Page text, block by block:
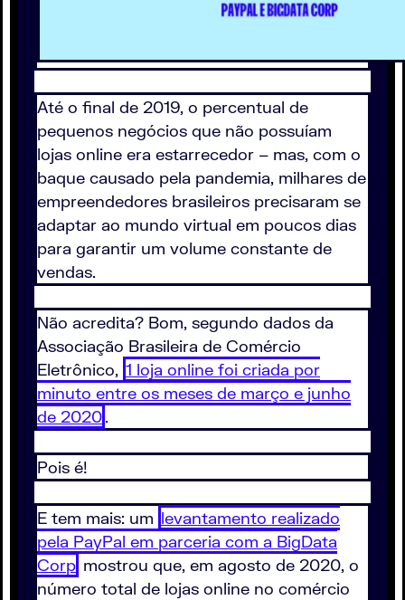
Até o final de 2019, o percentual de
pequenos negócios que não possuíam
lojas online era estarrecedor – mas, com o
baque causado pela pandemia, milhares de
empreendedores brasileiros precisaram se
adaptar ao mundo virtual em poucos dias
para garantir um volume constante de
vendas.
Não acredita? Bom, segundo dados da
Associação Brasileira de Comércio
Eletrônico, 1 loja online foi criada por
minuto entre os meses de março e junho
de 2020.
Pois é!
E tem mais: um levantamento realizado
pela PayPal em parceria com a BigData
Corp mostrou que, em agosto de 2020, o
número total de lojas online no comércio